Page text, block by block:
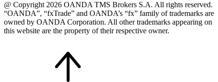
@ Copyright 2026 OANDA TMS Brokers S.A. All rights reserved.
“OANDA”, “fxTrade” and OANDA’s “fx” family of trademarks are
owned by OANDA Corporation. All other trademarks appearing on
this website are the property of their respective owner.